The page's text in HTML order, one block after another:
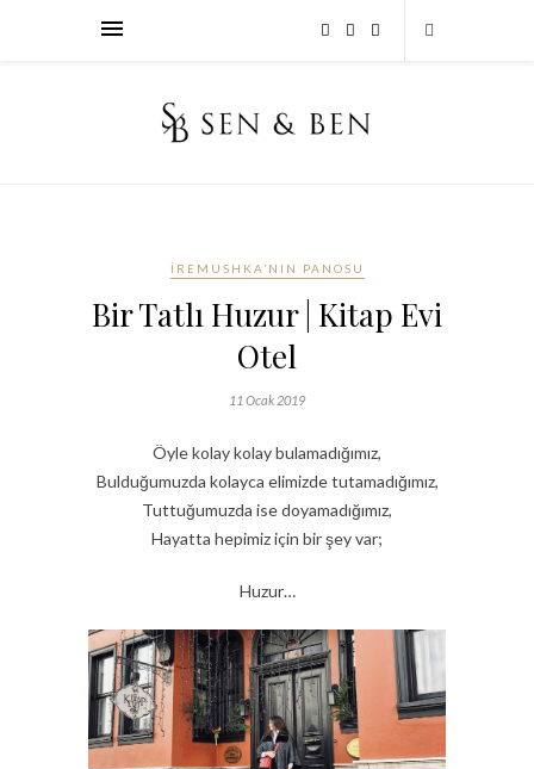
İREMUSHKA’NIN PANOSU
Bir Tatlı Huzur | Kitap Evi
Otel
11 Ocak 2019
Öyle kolay kolay bulamadığımız,
Bulduğumuzda kolayca elimizde tutamadığımız,
Tuttuğumuzda ise doyamadığımız,
Hayatta hepimiz için bir şey var;
Huzur…